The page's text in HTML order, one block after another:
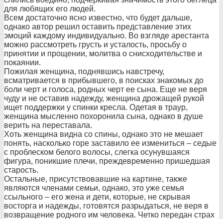
для любящих его людей.
Всем достаточно ясно известно, что будет дальше,
однако автор решил оставить представление этих
эмоций каждому индивидуально. Во взгляде арестанта
можно рассмотреть грусть и усталость, просьбу о
принятии и прощении, молитва о снисходительстве и
покаянии.
Пожилая женщина, поднявшись навстречу,
всматривается в прибывшего, в поисках знакомых до
боли черт и голоса, родных черт ее сына. Еще не веря
чуду и не оставив надежду, женщина дрожащей рукой
ищет поддержки у спинки кресла. Одетая в траур,
женщина мысленно похоронила сына, однако в душе
верить на переставала.
Хоть женщина видна со спины, однако это не мешает
понять, насколько горе заставило ее измениться – седые
с проблеском белого волосы, слегка осунувшаяся
фигура, поникшие плечи, преждевременно пришедшая
старость.
Остальные, присутствовавшие на картине, также
являются членами семьи, однако, это уже семья
ссыльного – его жена и дети, которые, не скрывая
восторга и надежды, готовятся разрыдаться, не веря в
возвращение родного им человека. Четко передан страх